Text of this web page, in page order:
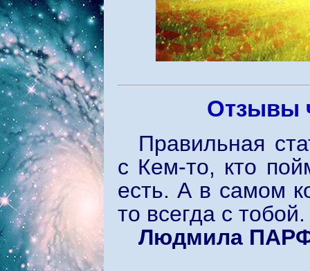
Отзывы
Правильная
с Кем-то, кто
есть. А в самом
то всегда с
Людмила